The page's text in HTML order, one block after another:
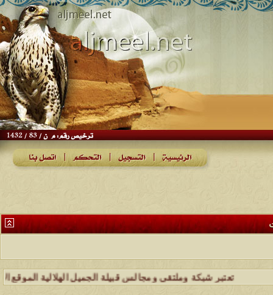
شبكة وملتقى ومجالس قبيلة الجميل الهلالية الموقع الأول على